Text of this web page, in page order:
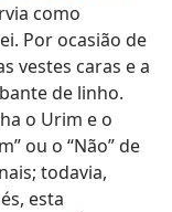
como
Por ocasião de
vestes caras e a
de linho.
o Urim e o
ou o “Não” de
todavia,
esta